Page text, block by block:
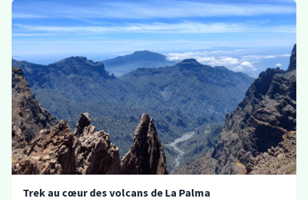
Trek au cœur des volcans de La Palma